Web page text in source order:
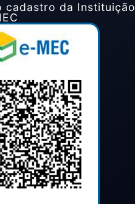
cadastro da Instituição